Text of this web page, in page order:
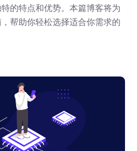
的特点和优势。本篇博客将为
帮助你轻松选择适合你需求的